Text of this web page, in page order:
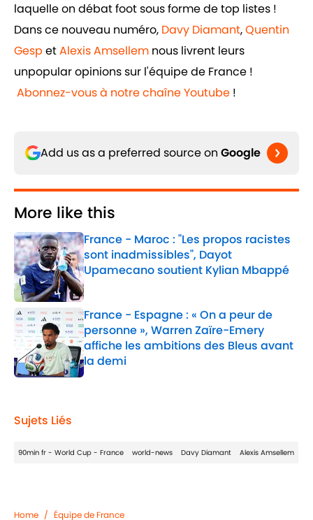
laquelle on débat foot sous forme de top listes !
Dans ce nouveau numéro, Davy Diamant,Quentin
Gesp etAlexis Amsellem nous livrent leurs
unpopular opinions sur l'équipe de France !
Abonnez-vous à notre chaîne Youtube !
Add us as a preferred source on Google
More like this
France - Maroc : "Les propos racistes
sont inadmissibles", Dayot
Upamecano soutient Kylian Mbappé
Published by on Invalid Date
France - Espagne : « On a peur de
personne », Warren Zaïre-Emery
affiche les ambitions des Bleus avant
la demi
Published by on Invalid Date
Sujets Liés
90min fr - World Cup - France world-news Davy Diamant Alexis Amsellem
Home / Équipe de France